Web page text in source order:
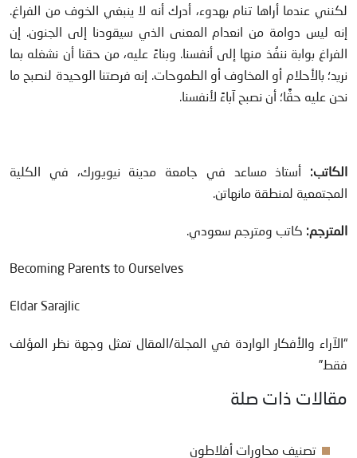
لكنني عندما أراها تنام بهدوء، أدرك أنه لا ينبغي الخوف من الفراغ.
إنه ليس دوامة من انعدام المعنى الذي سيقودنا إلى الجنون. إن
الفراغ بوابة ننفُذ منها إلى أنفسنا. وبناءً عليه، من حقنا أن نشغله بما
نريد؛ بالأحلام أو المخاوف أو الطموحات. إنه فرصتنا الوحيدة لنصبح ما
نحن عليه حقًّا؛ أن نصبح آباءً لأنفسنا.
الكاتب: أستاذ مساعد في جامعة مدينة نيويورك، في الكلية
المجتمعية لمنطقة مانهاتن.
المترجم: كاتب ومترجم سعودي.
Becoming Parents to Ourselves
Eldar Sarajlic
“الآراء والأفكار الواردة في المجلة/المقال تمثل وجهة نظر المؤلف
فقط”
مقالات ذات صلة
تصنيف محاورات أفلاطون